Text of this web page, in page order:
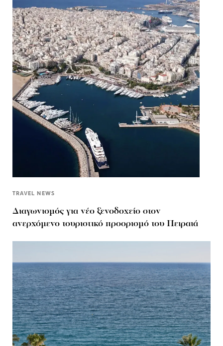
TRAVEL NEWS
Διαγωνισμός για νέο ξενοδοχείο στον
ανερχόμενο τουριστικό προορισμό του Πειραιά